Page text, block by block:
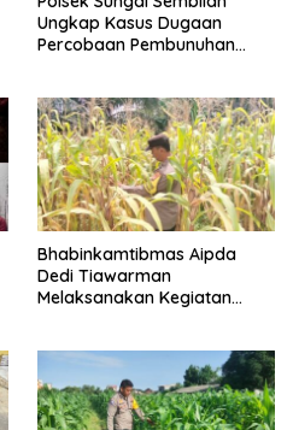
Ungkap Kasus Dugaan
Percobaan Pembunuhan
Bhabinkamtibmas Aipda
Dedi Tiawarman
Melaksanakan Kegiatan